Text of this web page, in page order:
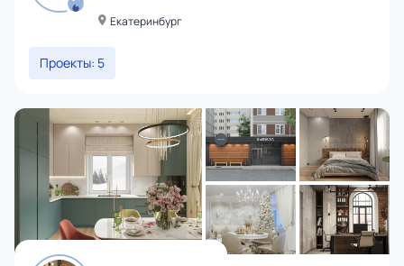
Екатеринбург
Проекты: 5